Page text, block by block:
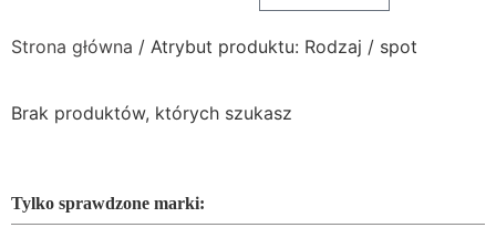
Strona główna / Atrybut produktu: Rodzaj / spot
Brak produktów, których szukasz
Tylko sprawdzone marki: